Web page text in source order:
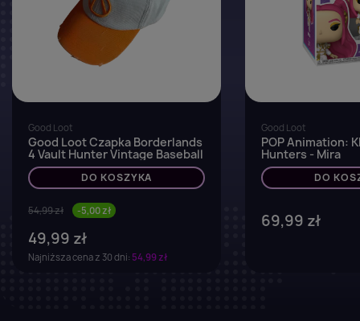
Good Loot
Good Loot Czapka Borderlands
4 Vault Hunter Vintage Baseball
DO KOSZYKA
54,99 zł -5,00 zł
49,99 zł
Najniższa cena z 30 dni: 54,99 zł
Good Loot
POP Animation:
Hunters - Mira
DO
69,99 zł